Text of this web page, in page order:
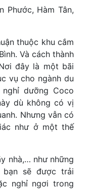
Phước, Hàm Tân,
thuộc khu cắm
Và cách thành
đây là một bãi
vụ cho ngành du
dưỡng Coco
dù không có vị
Nhưng vẫn có
như ở một thế
nhà,… như những
sẽ được trải
nghỉ ngơi trong